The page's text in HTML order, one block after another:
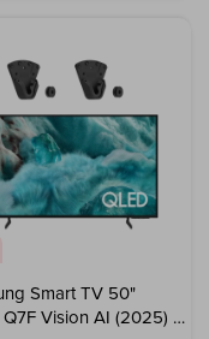
Smart TV 50"
Vision AI (2025) +